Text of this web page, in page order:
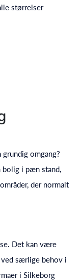
størrelser
omgang?
bolig i pæn stand,
der normalt
Det kan være
særlige behov i
i Silkeborg